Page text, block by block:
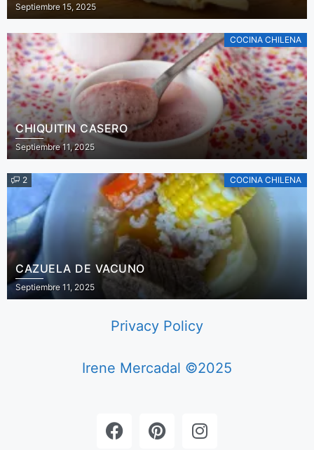
Septiembre 15, 2025
COCINA CHILENA
CHIQUITIN CASERO
Septiembre 11, 2025
2 COCINA CHILENA
CAZUELA DE VACUNO
Septiembre 11, 2025
Privacy Policy
Irene Mercadal ©2025